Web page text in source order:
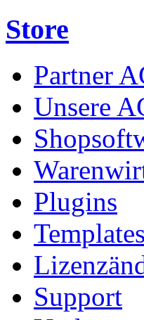
Store
Partner
Unsere
Plugins
Templates
Support